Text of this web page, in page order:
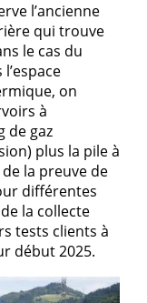
l’ancienne
qui trouve
le cas du
on
à
de gaz
plus la pile à
la preuve de
différentes
la collecte
tests clients à
début 2025.